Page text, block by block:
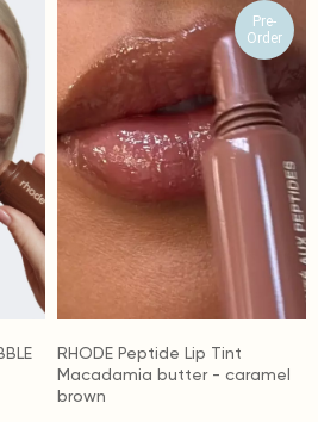
кожу сияющей,
именно такой
любит Хейли.
Pre-
Order
RHODE Peptide Lip Tint
Macadamia butter - caramel
brown